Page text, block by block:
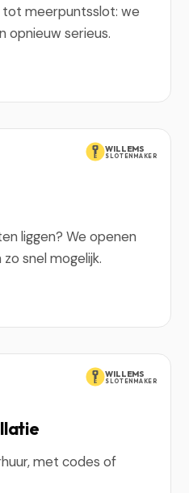
tot meerpuntsslot: we
opnieuw serieus.
WILLEMS
SLOTENMAKER
liggen? We openen
snel mogelijk.
WILLEMS
SLOTENMAKER
met codes of